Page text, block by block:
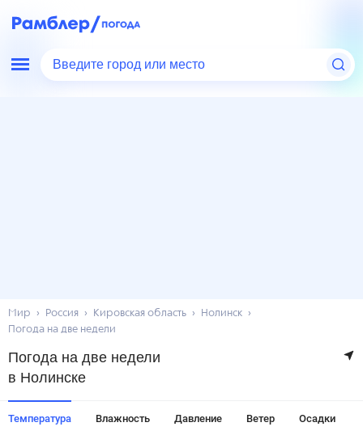
Введите город или место
Мир Россия Кировская область
Нолинск
Погода на две недели
Погода на две недели
в Нолинске
Температура Влажность Давление Ветер Осадки